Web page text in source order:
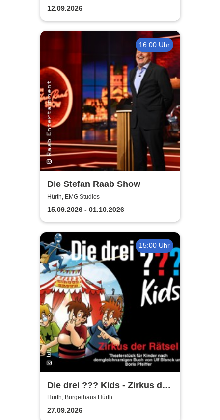
12.09.2026
16:00 Uhr
Die Stefan Raab Show
Hürth, EMG Studios
15.09.2026 - 01.10.2026
15:00 Uhr
Die drei ??? Kids - Zirkus der
Rätsel | Bürgerhaus Hürth
Hürth, Bürgerhaus Hürth
27.09.2026